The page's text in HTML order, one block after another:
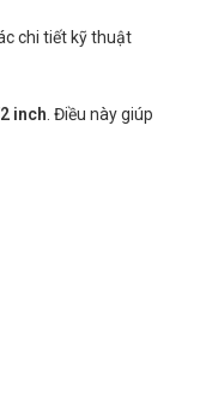
chi tiết kỹ thuật
inch . Điều này giúp